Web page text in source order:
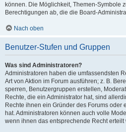
können. Die Möglichkeit, Themen-Symbole
Berechtigungen ab, die die Board-
Nach oben
Benutzer-Stufen und Gruppen
Was sind Administratoren?
Administratoren haben die umfassendsten
Art von Aktion im Forum ausführen; z. B.
sperren, Benutzergruppen erstellen,
Rechte, die ein Administrator hat, sind
Rechte ihnen ein Gründer des Forums oder
hat. Administratoren können auch volle
wenn ihnen das entsprechende Recht erteilt